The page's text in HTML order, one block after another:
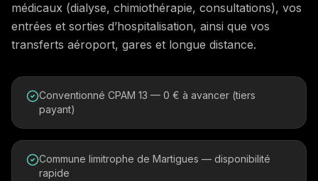
médicaux (dialyse, chimiothérapie, consultations), vos
entrées et sorties d’hospitalisation, ainsi que vos
transferts aéroport, gares et longue distance.
Conventionné CPAM 13 — 0 € à avancer (tiers
payant)
Commune limitrophe de Martigues — disponibilité
rapide